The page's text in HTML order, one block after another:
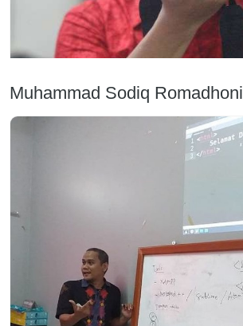
Muhammad Sodiq Romadhoni